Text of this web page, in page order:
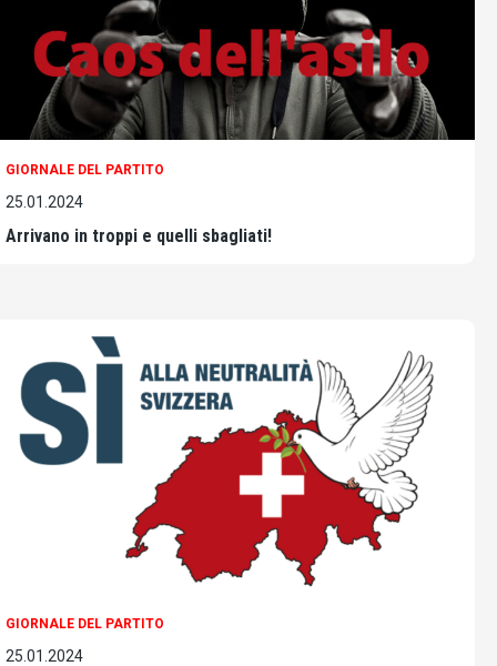
GIORNALE DEL PARTITO
25.01.2024
Arrivano in troppi e quelli sbagliati!
GIORNALE DEL PARTITO
25.01.2024